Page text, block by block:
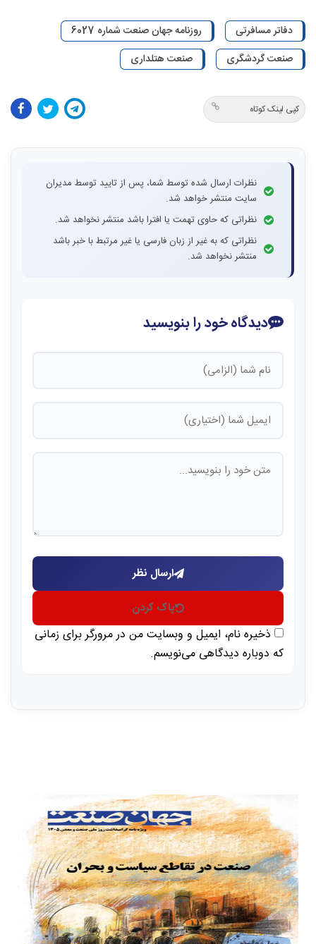
دفاتر مسافرتی
روزنامه جهان صنعت شماره 6027
صنعت گردشگری
صنعت هتلداری
کپی لینک کوتاه
نظرات ارسال شده توسط شما، پس از تایید توسط مدیران
سایت منتشر خواهد شد.
نظراتی که حاوی تهمت یا افترا باشد منتشر نخواهد شد.
نظراتی که به غیر از زبان فارسی یا غیر مرتبط با خبر باشد
منتشر نخواهد شد.
دیدگاه خود را بنویسید
ارسال نظر
پاک کردن
ذخیره نام، ایمیل و وبسایت من در مرورگر برای زمانی
که دوباره دیدگاهی می‌نویسم.